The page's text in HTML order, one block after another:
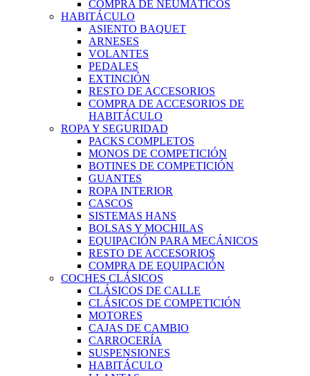
COMPRA DE NEUMÁTICOS
HABITÁCULO
ASIENTO BAQUET
ARNESES
VOLANTES
PEDALES
EXTINCIÓN
RESTO DE ACCESORIOS
COMPRA DE ACCESORIOS DE
HABITÁCULO
ROPA Y SEGURIDAD
PACKS COMPLETOS
MONOS DE COMPETICIÓN
BOTINES DE COMPETICIÓN
GUANTES
ROPA INTERIOR
CASCOS
SISTEMAS HANS
BOLSAS Y MOCHILAS
EQUIPACIÓN PARA MECÁNICOS
RESTO DE ACCESORIOS
COMPRA DE EQUIPACIÓN
COCHES CLÁSICOS
CLÁSICOS DE CALLE
CLÁSICOS DE COMPETICIÓN
MOTORES
CAJAS DE CAMBIO
CARROCERÍA
SUSPENSIONES
HABITÁCULO